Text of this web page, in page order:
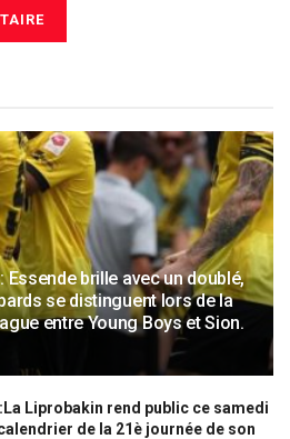
Essende brille avec un doublé,
se distinguent lors de la
entre Young Boys et Sion.
Liprobakin rend public ce samedi
de la 21è journée de son